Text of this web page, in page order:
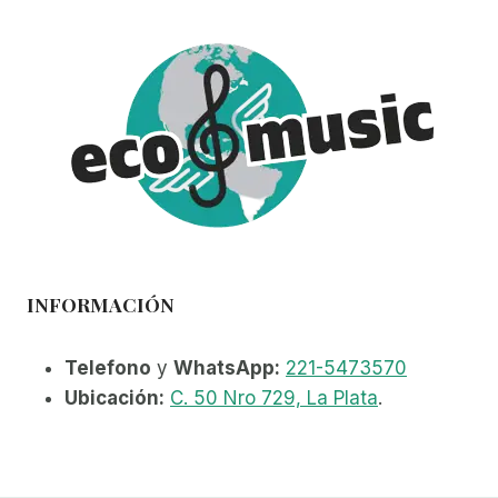
INFORMACIÓN
Telefono y WhatsApp: 221-5473570
Ubicación: C. 50 Nro 729, La Plata.